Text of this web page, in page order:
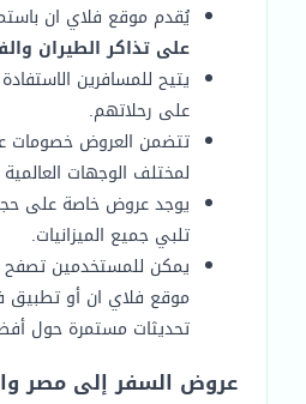
يُقدم موقع فلاي ان
على تذاكر الطيران
يتيح للمسافرين
على رحلاتهم.
تتضمن العروض خصومات
لمختلف الوجهات
يوجد عروض خاصة على
تلبي جميع الميزانيات.
يمكن للمستخدمين
موقع فلاي ان أو تطبيق
تحديثات مستمرة حول
عروض السفر إلى مصر